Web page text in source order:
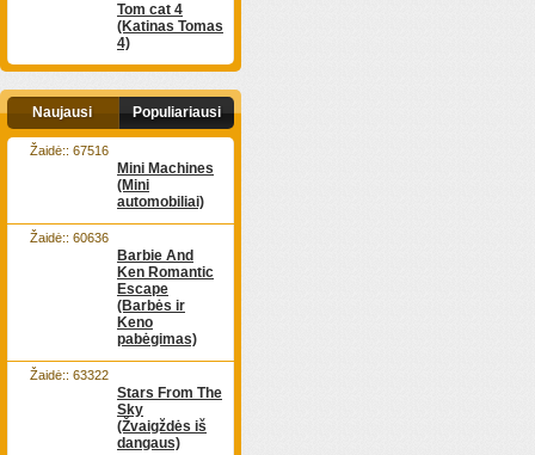
Tom cat 4
(Katinas Tomas
4)
Naujausi Populiariausi
Mini Machines
(Mini
automobiliai)
Žaidė:: 67516
Barbie And
Ken Romantic
Escape
(Barbės ir
Keno
pabėgimas)
Žaidė:: 60636
Stars From The
Sky
(Žvaigždės iš
dangaus)
Žaidė:: 63322